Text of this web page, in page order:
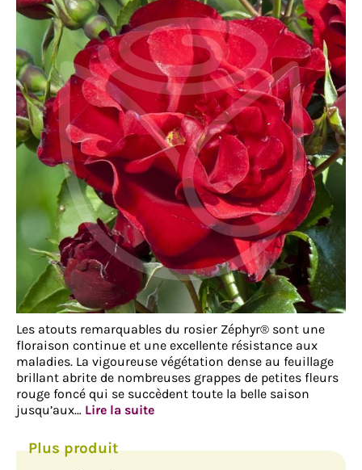
Les atouts remarquables du rosier Zéphyr® sont une
floraison continue et une excellente résistance aux
maladies. La vigoureuse végétation dense au feuillage
brillant abrite de nombreuses grappes de petites fleurs
rouge foncé qui se succèdent toute la belle saison
jusqu’aux… Lire la suite